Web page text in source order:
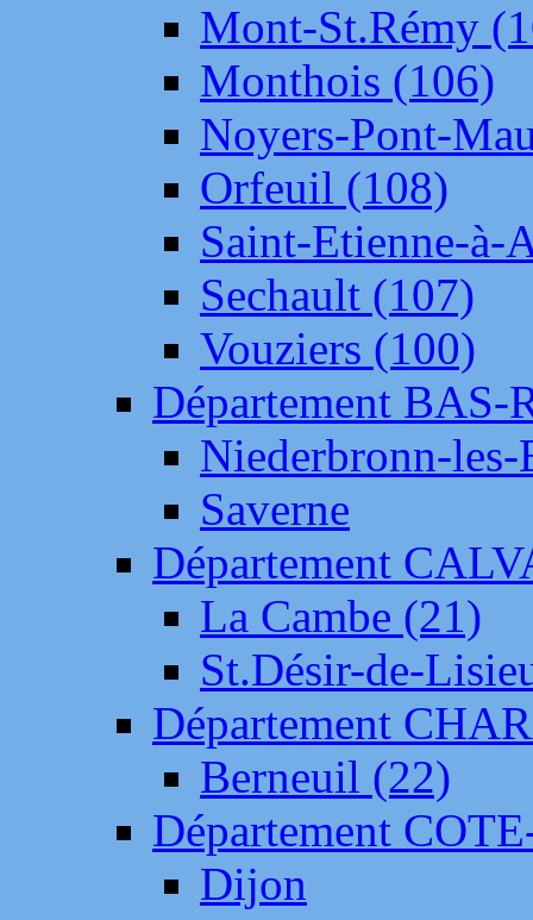
Mont-St.Rémy
Monthois (106)
Noyers-Pont-
Orfeuil (108)
Saint-Etienne-à-
Sechault (107)
Vouziers (100)
Département BAS-
Niederbronn-
Saverne
Département
La Cambe (21)
St.Désir-de-
Département
Berneuil (22)
Département
Dijon